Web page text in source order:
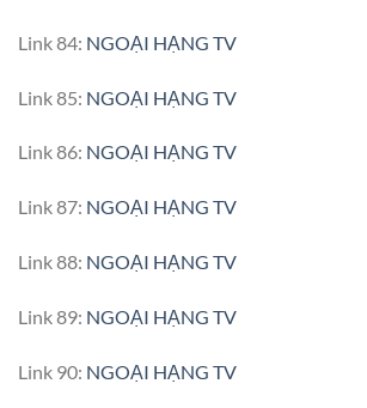
Link 84: NGOẠI HẠNG TV
Link 85: NGOẠI HẠNG TV
Link 86: NGOẠI HẠNG TV
Link 87: NGOẠI HẠNG TV
Link 88: NGOẠI HẠNG TV
Link 89: NGOẠI HẠNG TV
Link 90: NGOẠI HẠNG TV